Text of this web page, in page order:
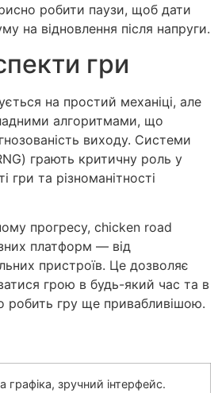
робити паузи, щоб дати
на відновлення після напруги.
гри
на простий механіці, але
алгоритмами, що
виходу. Системи
грають критичну роль у
гри та різноманітності
прогресу, chicken road
платформ — від
пристроїв. Це дозволяє
грою в будь-який час та в
робить гру ще привабливішою.
графіка, зручний інтерфейс.